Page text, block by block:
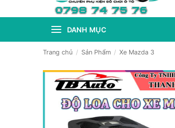
DANH MỤC
Trang chủ / Sản Phẩm / Xe Mazda 3